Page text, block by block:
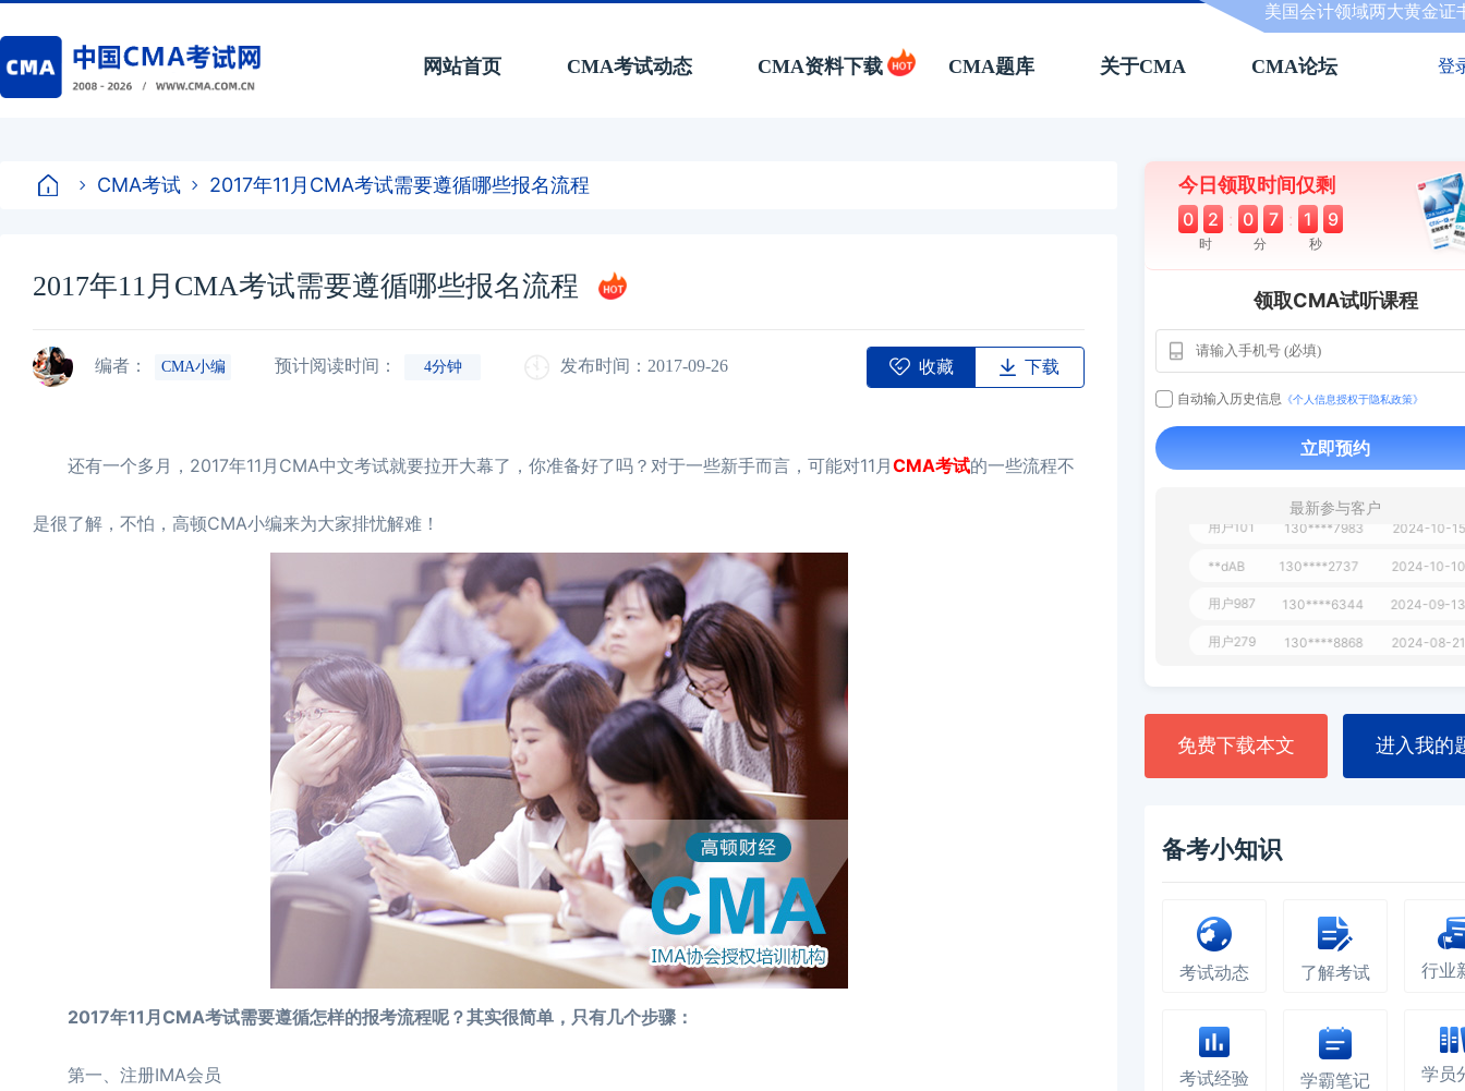
美国会计领域两大黄金证
网站首页 CMA考试动态 CMA资料下载 CMA题库 关于CMA CMA论坛 登
CMA考试 2017年11月CMA考试需要遵循哪些报名流程
2017年11月CMA考试需要遵循哪些报名流程
编者： CMA小编 预计阅读时间： 4分钟 发布时间：2017-09-26 收藏 下载
还有一个多月，2017年11月CMA中文考试就要拉开大幕了，你准备好了吗？对于一些新手而言，可能对11月CMA考试的一些流程不
是很了解，不怕，高顿CMA小编来为大家排忧解难！
2017年11月CMA考试需要遵循怎样的报考流程呢？其实很简单，只有几个步骤：
第一、注册IMA会员
今日领取时间仅剩
0 2 : 0 7 : 1 8
时 分 秒
领取CMA试听课程
自动输入历史信息 《个人信息授权于隐私政策》
立即预约
最新参与客户
用户163 112****290 1天
**AoZ 130****8017 1 天前
用户651 127****21 2024-11-19
用户349 130****9630 2024-11-
用户987
免费下载本文 进入我的
备考小知识
考试动态 了解考试 行业
考试经验 学霸笔记 学员